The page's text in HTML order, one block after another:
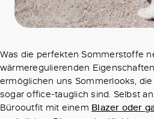
Was die perfekten Sommerstoffe
wärmeregulierenden
ermöglichen uns Sommerlooks,
sogar office-tauglich sind. Selbst
Bürooutfit mit einem Blazer oder